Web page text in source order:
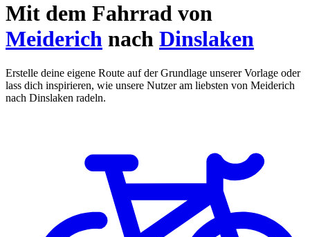
Mit dem Fahrrad von
Meiderich nach Dinslaken
Erstelle deine eigene Route auf der Grundlage unserer Vorlage oder
lass dich inspirieren, wie unsere Nutzer am liebsten von Meiderich
nach Dinslaken radeln.